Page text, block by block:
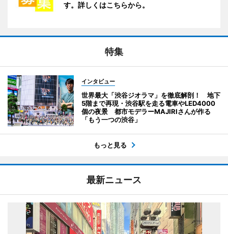
す。詳しくはこちらから。
特集
インタビュー
世界最大「渋谷ジオラマ」を徹底解剖！ 地下
5階まで再現・渋谷駅を走る電車やLED4000
個の夜景 都市モデラーMAJIRIさんが作る
「もう一つの渋谷」
もっと見る
最新ニュース